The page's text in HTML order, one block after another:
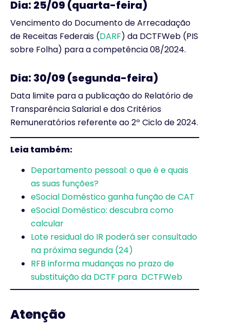
Dia: 25/09 (quarta-feira)
Vencimento do Documento de Arrecadação
de Receitas Federais (DARF) da DCTFWeb (PIS
sobre Folha) para a competência 08/2024.
Dia: 30/09 (segunda-feira)
Data limite para a publicação do Relatório de
Transparência Salarial e dos Critérios
Remuneratórios referente ao 2º Ciclo de 2024.
Leia também:
Departamento pessoal: o que é e quais
as suas funções?
eSocial Doméstico ganha função de CAT
eSocial Doméstico: descubra como
calcular
Lote residual do IR poderá ser consultado
na próxima segunda (24)
RFB informa mudanças no prazo de
substituição da DCTF para DCTFWeb
Atenção